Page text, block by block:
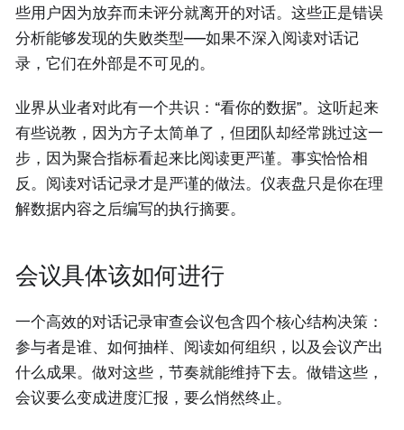
些用户因为放弃而未评分就离开的对话。这些正是错误
分析能够发现的失败类型——如果不深入阅读对话记
录，它们在外部是不可见的。
业界从业者对此有一个共识：“看你的数据”。这听起来
有些说教，因为方子太简单了，但团队却经常跳过这一
步，因为聚合指标看起来比阅读更严谨。事实恰恰相
反。阅读对话记录才是严谨的做法。仪表盘只是你在理
解数据内容之后编写的执行摘要。
会议具体该如何进行
一个高效的对话记录审查会议包含四个核心结构决策：
参与者是谁、如何抽样、阅读如何组织，以及会议产出
什么成果。做对这些，节奏就能维持下去。做错这些，
会议要么变成进度汇报，要么悄然终止。